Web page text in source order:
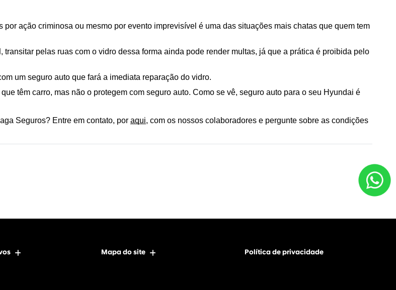
ação criminosa ou mesmo por evento imprevisível é uma das situações mais chatas que quem tem
pelas ruas com o vidro dessa forma ainda pode render multas, já que a prática é proibida pelo
um seguro auto que fará a imediata reparação do vidro.
têm carro, mas não o protegem com seguro auto. Como se vê, seguro auto para o seu Hyundai é
Seguros? Entre em contato, por aqui, com os nossos colaboradores e pergunte sobre as condições
Mapa do site Política de privacidade